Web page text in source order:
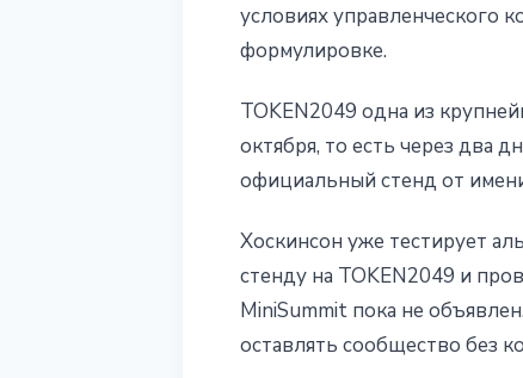
условиях управленческого
формулировке.
TOKEN2049 одна из
октября, то есть через два
официальный стенд от
Хоскинсон уже тестирует
стенду на TOKEN2049 и
MiniSummit пока не
оставлять сообщество без